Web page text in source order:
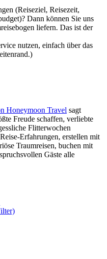
(Reiseziel, Reisezeit,
Dann können Sie uns
liefern. Das ist der
nutzen, einfach über das
Honeymoon Travel sagt
Freude schaffen, verliebte
Flitterwochen
Erfahrungen, erstellen mit
Traumreisen, buchen mit
Gäste alle